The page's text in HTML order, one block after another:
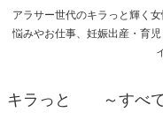
アラサー世代のキラっと輝く
悩みやお仕事、妊娠出産・育
キラっと ～すべて